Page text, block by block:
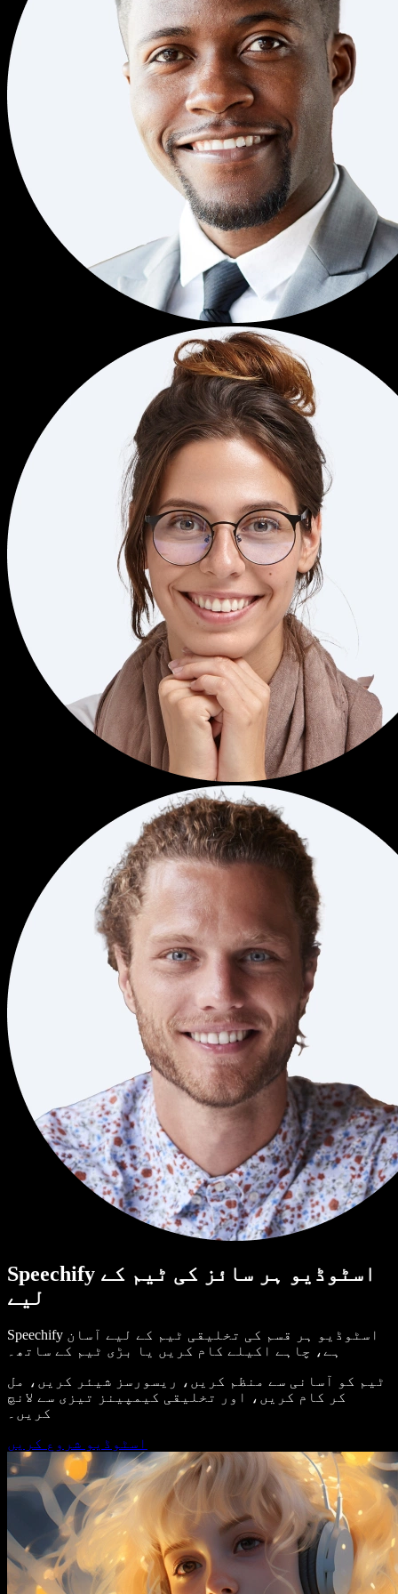
Speechify اسٹوڈیو ہر سائز کی ٹیم کے
لیے
Speechify اسٹوڈیو ہر قسم کی تخلیقی ٹیم کے لیے آسان
ہے، چاہے اکیلے کام کریں یا بڑی ٹیم کے ساتھ۔
ٹیم کو آسانی سے منظم کریں، ریسورسز شیئر کریں، مل
کر کام کریں، اور تخلیقی کیمپینز تیزی سے لانچ
کریں۔
اسٹوڈیو شروع کریں